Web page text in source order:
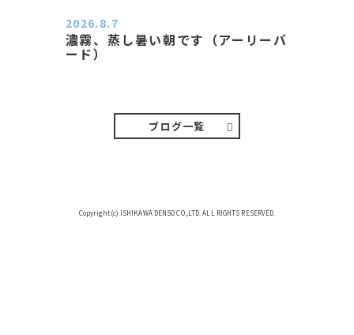
濃霧、蒸し暑い朝です（アーリーバ
ード）
2026.8.7
ブログ一覧
Copyright(c) ISHIKAWA DENSO CO.,LTD. ALL RIGHTS RESERVED.